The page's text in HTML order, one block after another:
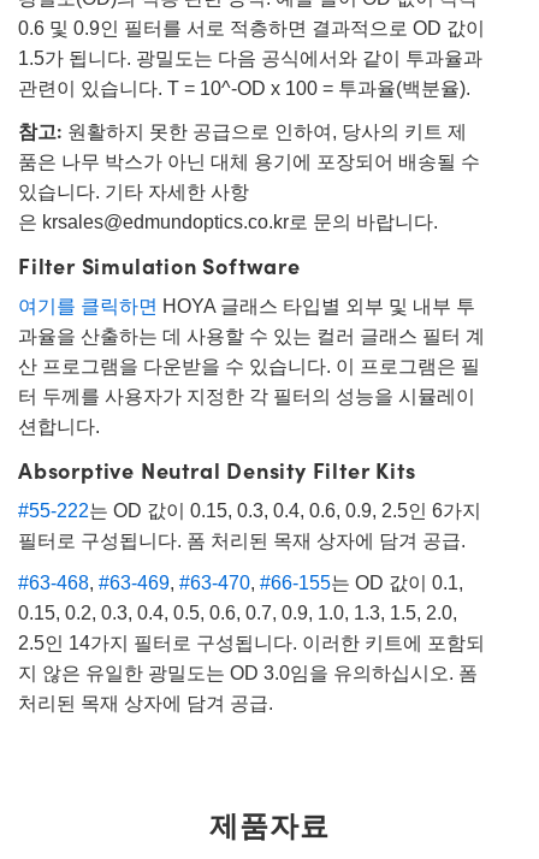
0.6 및 0.9인 필터를 서로 적층하면 결과적으로 OD 값이
1.5가 됩니다. 광밀도는 다음 공식에서와 같이 투과율과
관련이 있습니다. T = 10^-OD x 100 = 투과율(백분율).
참고: 원활하지 못한 공급으로 인하여, 당사의 키트 제
품은 나무 박스가 아닌 대체 용기에 포장되어 배송될 수
있습니다. 기타 자세한 사항
은 krsales@edmundoptics.co.kr로 문의 바랍니다.
Filter Simulation Software
여기를 클릭하면 HOYA 글래스 타입별 외부 및 내부 투
과율을 산출하는 데 사용할 수 있는 컬러 글래스 필터 계
산 프로그램을 다운받을 수 있습니다. 이 프로그램은 필
터 두께를 사용자가 지정한 각 필터의 성능을 시뮬레이
션합니다.
Absorptive Neutral Density Filter Kits
#55-222는 OD 값이 0.15, 0.3, 0.4, 0.6, 0.9, 2.5인 6가지
필터로 구성됩니다. 폼 처리된 목재 상자에 담겨 공급.
#63-468, #63-469, #63-470, #66-155는 OD 값이 0.1,
0.15, 0.2, 0.3, 0.4, 0.5, 0.6, 0.7, 0.9, 1.0, 1.3, 1.5, 2.0,
2.5인 14가지 필터로 구성됩니다. 이러한 키트에 포함되
지 않은 유일한 광밀도는 OD 3.0임을 유의하십시오. 폼
처리된 목재 상자에 담겨 공급.
제품자료